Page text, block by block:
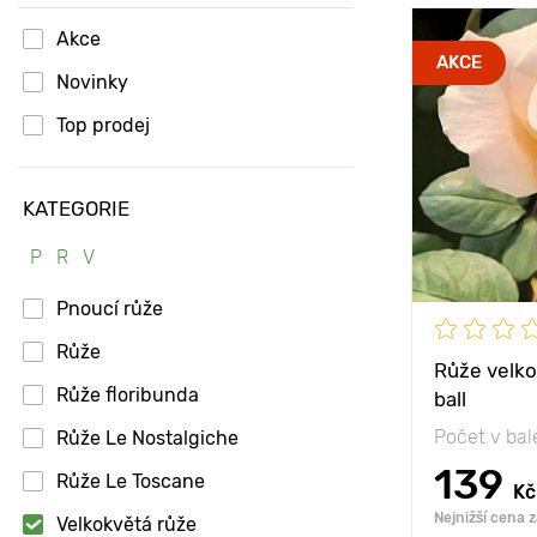
Akce
Novinky
Top prodej
KATEGORIE
P R V
Pnoucí růže
Růže
Růže floribunda
Růže Le Nostalgiche
Růže Le Toscane
Velkokvětá růže
AKCE
Růže
ball
Počet v
139 Kč
Nejnižší cena
Type pots
Věk sazenice
Vlastnosti
Výška
Vzdálenost
rostlinami
Poloha